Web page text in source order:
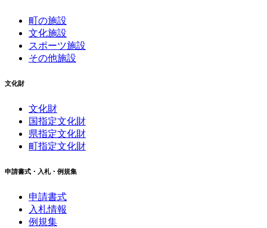
町の施設
文化施設
スポーツ施設
その他施設
文化財
文化財
国指定文化財
県指定文化財
町指定文化財
申請書式・入札・例規集
申請書式
入札情報
例規集